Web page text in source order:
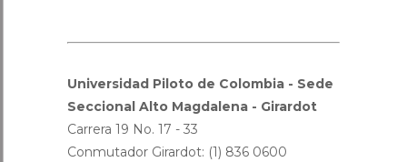
Universidad Piloto de Colombia - Sede
Seccional Alto Magdalena - Girardot
Carrera 19 No. 17 - 33
Conmutador Girardot: (1) 836 0600